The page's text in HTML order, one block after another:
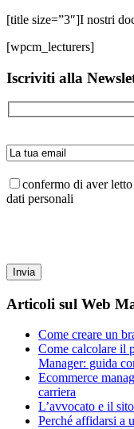
[title size=”3″]I nostri
[wpcm_lecturers]
Barra
laterale
primaria
Iscriviti alla
confermo di aver
dati personali
Articoli sul Web
Come creare un
Come calcolare il
Manager: guida
Ecommerce
carriera
L’avvocato e il
Perché affidarsi a